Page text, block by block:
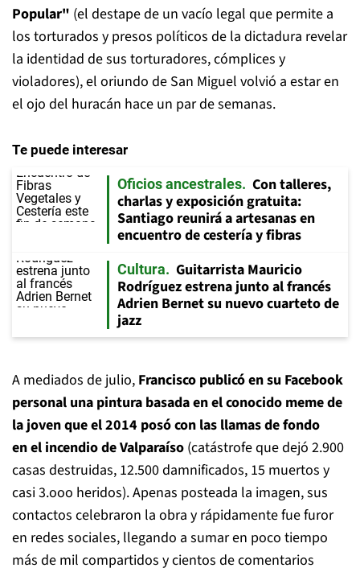
Popular" (el destape de un vacío legal que permite a
los torturados y presos políticos de la dictadura revelar
la identidad de sus torturadores, cómplices y
violadores), el oriundo de San Miguel volvió a estar en
el ojo del huracán hace un par de semanas.
Te puede interesar
Oficios ancestrales
Con talleres,
charlas y exposición gratuita:
Santiago reunirá a artesanas en
encuentro de cestería y fibras
Cultura
Guitarrista Mauricio
Rodríguez estrena junto al francés
Adrien Bernet su nuevo cuarteto de
jazz
A mediados de julio, Francisco publicó en su Facebook
personal una pintura basada en el conocido meme de
la joven que el 2014 posó con las llamas de fondo
en el incendio de Valparaíso (catástrofe que dejó 2.900
casas destruidas, 12.500 damnificados, 15 muertos y
casi 3.ooo heridos). Apenas posteada la imagen, sus
contactos celebraron la obra y rápidamente fue furor
en redes sociales, llegando a sumar en poco tiempo
más de mil compartidos y cientos de comentarios